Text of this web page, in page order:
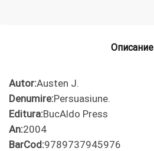
Описание
Autor:Austen J.
Denumire:Persuasiune.
Editura:BucAldo Press
An:2004
BarCod:9789737945976